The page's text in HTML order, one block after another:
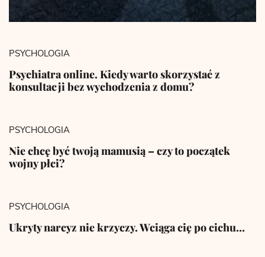
PSYCHOLOGIA
Psychiatra online. Kiedy warto skorzystać z
konsultacji bez wychodzenia z domu?
PSYCHOLOGIA
Nie chcę być twoją mamusią – czy to początek
wojny płci?
PSYCHOLOGIA
Ukryty narcyz nie krzyczy. Wciąga cię po cichu…